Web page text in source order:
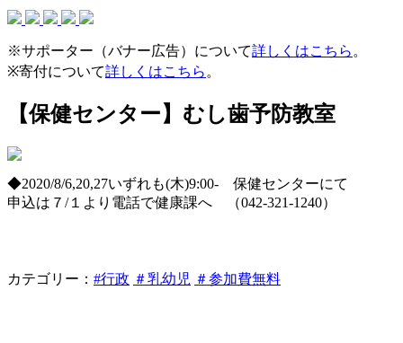
※サポーター（バナー広告）について詳しくはこちら 。
※寄付について詳しくはこちら 。
【保健センター】むし歯予防教室
◆2020/8/6,20,27いずれも(木)9:00- 保健センターにて
申込は７/１より電話で健康課へ （042-321‐1240）
カテゴリー： #行政 ＃乳幼児 ＃参加費無料